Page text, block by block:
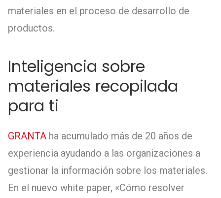
materiales en el proceso de desarrollo de
productos.
Inteligencia sobre
materiales recopilada
para ti
GRANTA ha acumulado más de 20 años de
experiencia ayudando a las organizaciones a
gestionar la información sobre los materiales.
En el nuevo white paper, «Cómo resolver